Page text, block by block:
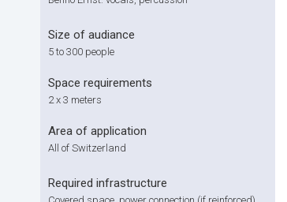
Size of audiance
5 to 300 people
Space requirements
2 x 3 meters
Area of application
All of Switzerland
Required infrastructure